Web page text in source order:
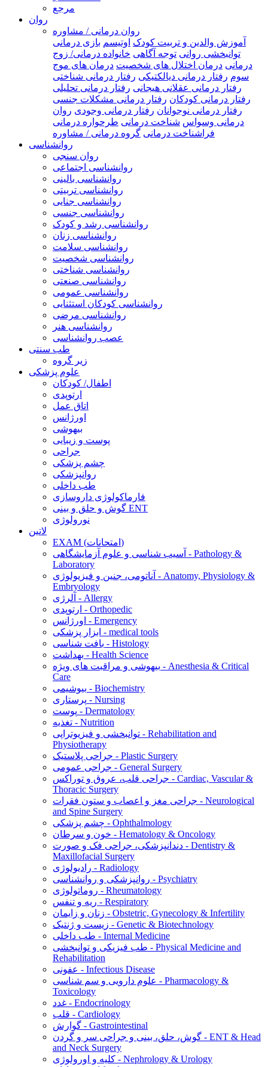
مرجع
روان
روان درمانی / مشاوره
آموزش والدین و تربیت کودک اوتیسم بازی درمانی
توانبخشی روانی توجه آگاهی خانواده درمانی/ زوج
درمانی درمان اختلال های شخصیت درمان های موج
سوم رفتار درمانی دیالکتیکی رفتار درمانی شناختی
رفتار درمانی عقلانی هیجانی رفتار درمانی تحلیلی
رفتار درمانی کودکان رفتار درمانی مشکلات جنسی
رفتار درمانی نوجوانان رفتار درمانی وجودی روان
درمانی وسواس شناخت درمانی طرحواره درمانی
فراشناخت درمانی گروه درمانی / مشاوره
روانشناسی
روان سنجی
روانشناسی اجتماعی
روانشناسی بالینی
روانشناسی تربیتی
روانشناسی جنایی
روانشناسی جنسی
روانشناسی رشد و کودک
روانشناسی زنان
روانشناسی سلامت
روانشناسی شخصیت
روانشناسی شناختی
روانشناسی صنعتی
روانشناسی عمومی
روانشناسی کودکان استثنایی
روانشناسی مرضی
روانشناسی هنر
عصب روانشناسی
طب سنتی
زیر گروه
علوم پزشکی
اطفال/ کودکان
ارتوپدی
اتاق عمل
اورژانس
بیهوشی
پوست و زیبایی
جراحی
چشم پزشکی
روانپزشکی
طب داخلی
فارماکولوژی داروسازی
گوش و حلق و بینی ENT
نورولوژی
لاتین
EXAM (امتحانات)
آسیب شناسی و علوم آزمایشگاهی - Pathology &
Laboratory
آناتومی، جنین و فیزیولوژی - Anatomy, Physiology &
Embryology
آلرژی - Allergy
ارتوپدی - Orthopedic
اورژانس - Emergency
ابزار پزشکی - medical tools
بافت شناسی - Histology
بهداشت - Health Science
بیهوشی و مراقبت های ویژه - Anesthesia & Critical
Care
بیوشیمی - Biochemistry
پرستاری - Nursing
پوست - Dermatology
تغذیه - Nutrition
توانبخشی و فیزیوتراپی - Rehabilitation and
Physiotherapy
جراحی پلاستیک - Plastic Surgery
جراحی عمومی - General Surgery
جراحی قلب، عروق و توراکس - Cardiac, Vascular &
Thoracic Surgery
جراحی مغز و اعصاب و ستون فقرات - Neurological
and Spine Surgery
چشم پزشکی - Ophthalmology
خون و سرطان - Hematology & Oncology
دندانپزشکی، جراحی فک و صورت - Dentistry &
Maxillofacial Surgery
رادیولوژی - Radiology
روانپزشکی و روانشناسی - Psychiatry
روماتولوژی - Rheumatology
ریه و تنفس - Respiratory
زنان و زایمان - Obstetric, Gynecology & Infertility
زیست و ژنتیک - Genetic & Biotechnology
طب داخلی - Internal Medicine
طب فیزیکی و توانبخشی - Physical Medicine and
Rehabilitation
عفونی - Infectious Disease
علوم دارویی و سم شناسی - Pharmacology &
Toxicology
غدد - Endocrinology
قلب - Cardiology
گوارش - Gastrointestinal
گوش، حلق، بینی و جراحی سر و گردن - ENT & Head
and Neck Surgery
کلیه و اورولوژی - Nephrology & Urology